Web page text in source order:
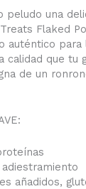
peludo una
Flaked
auténtico para
calidad que tu
de un
añadidos,